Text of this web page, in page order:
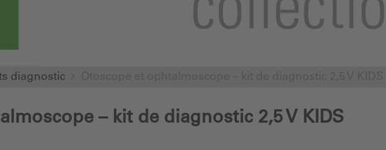
diagnostic
– kit de diagnostic 2,5 V KIDS